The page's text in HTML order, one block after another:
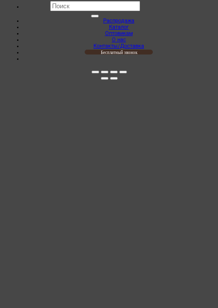
Искать:
Распродажа
Каталог
Оптовикам
О нас
Контакты/Доставка
Бесплатный звонок